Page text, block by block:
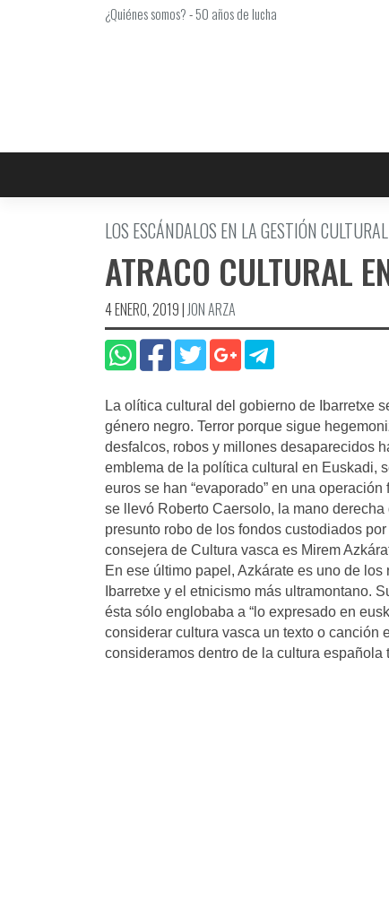
¿Quiénes somos?-50 años de lucha
LOS ESCÁNDALOS EN LA GESTIÓN
ATRACO CULTURAL
4 ENERO, 2019|JON ARZA
La olítica cultural del gobierno de Ibarretxe
género negro. Terror porque sigue
desfalcos, robos y millones desaparecidos
emblema de la política cultural en Euskadi,
euros se han “evaporado” en una
se llevó Roberto Caersolo, la mano
presunto robo de los fondos custodiados
consejera de Cultura vasca es Mirem
En ese último papel, Azkárate es uno de
Ibarretxe y el etnicismo más ultramontano.
ésta sólo englobaba a “lo expresado en
considerar cultura vasca un texto o canción
consideramos dentro de la cultura española